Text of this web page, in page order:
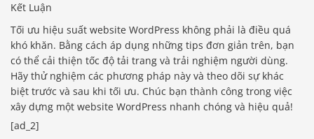
Kết Luận
Tối ưu hiệu suất website WordPress không phải là điều quá
khó khăn. Bằng cách áp dụng những tips đơn giản trên, bạn
có thể cải thiện tốc độ tải trang và trải nghiệm người dùng.
Hãy thử nghiệm các phương pháp này và theo dõi sự khác
biệt trước và sau khi tối ưu. Chúc bạn thành công trong việc
xây dựng một website WordPress nhanh chóng và hiệu quả!
[ad_2]